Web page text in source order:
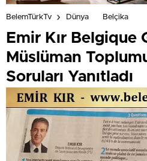
BelemTürkTv Dünya Belçika
Emir Kır Belgique
Müslüman
Soruları Yanıtladı